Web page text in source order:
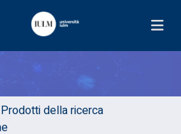
Prodotti della ricerca